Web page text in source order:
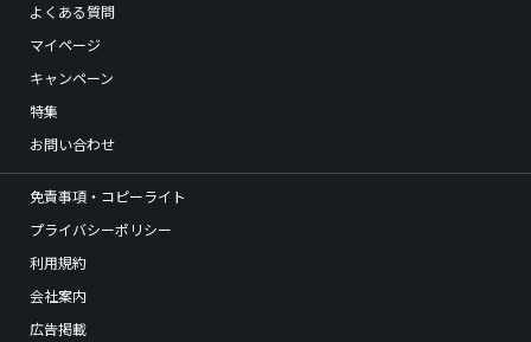
よくある質問
マイページ
キャンペーン
特集
お問い合わせ
免責事項・コピーライト
プライバシーポリシー
利用規約
会社案内
広告掲載